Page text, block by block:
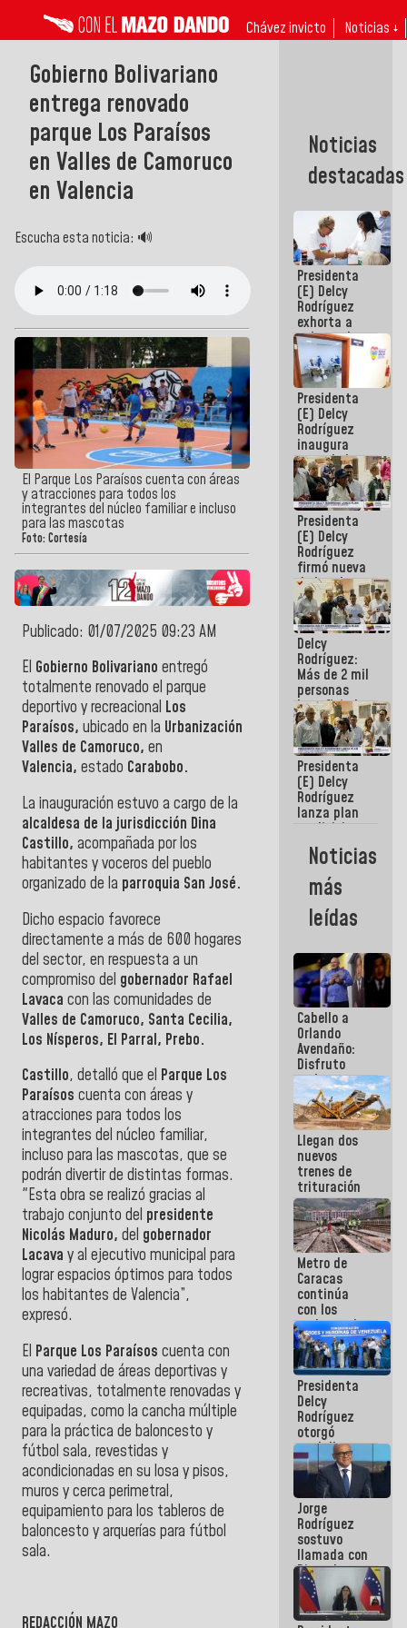
Chávez invicto Noticias ↓
Gobierno Bolivariano
entrega renovado
parque Los Paraísos
en Valles de Camoruco
en Valencia
Escucha esta noticia: 🔊
El Parque Los Paraísos cuenta con áreas
y atracciones para todos los
integrantes del núcleo familiar e incluso
para las mascotas
Foto: Cortesía
Publicado: 01/07/2025 09:23 AM
El Gobierno Bolivariano entregó
totalmente renovado el parque
deportivo y recreacional Los
Paraísos, ubicado en la Urbanización
Valles de Camoruco, en
Valencia, estado Carabobo.
La inauguración estuvo a cargo de la
alcaldesa de la jurisdicción Dina
Castillo, acompañada por los
habitantes y voceros del pueblo
organizado de la parroquia San José.
Dicho espacio favorece
directamente a más de 600 hogares
del sector, en respuesta a un
compromiso del gobernador Rafael
Lavaca con las comunidades de
Valles de Camoruco, Santa Cecilia,
Los Nísperos, El Parral, Prebo.
Castillo, detalló que el Parque Los
Paraísos cuenta con áreas y
atracciones para todos los
integrantes del núcleo familiar,
incluso para las mascotas, que se
podrán divertir de distintas formas.
"Esta obra se realizó gracias al
trabajo conjunto del presidente
Nicolás Maduro, del gobernador
Lacava y al ejecutivo municipal para
lograr espacios óptimos para todos
los habitantes de Valencia”,
expresó.
El Parque Los Paraísos cuenta con
una variedad de áreas deportivas y
recreativas, totalmente renovadas y
equipadas, como la cancha múltiple
para la práctica de baloncesto y
fútbol sala, revestidas y
acondicionadas en su losa y pisos,
muros y cerca perimetral,
equipamiento para los tableros de
baloncesto y arquerías para fútbol
sala.
REDACCIÓN MAZO
Noticias
destacadas
Presidenta
(E) Delcy
Rodríguez
exhorta a
gobernadores
y alcaldes a
edificar
casas para
abuelos
Presidenta
(E) Delcy
Rodríguez
inaugura
casa de los
Abuelos
Primavera
en Caracas
Presidenta
(E) Delcy
Rodríguez
firmó nueva
de Ley de
Arrendamiento
aprobada
por la AN
Delcy
Rodríguez:
Más de 2 mil
personas
beneficiadas
con planes
para
atención de
emergencia
sísmica en
la última
semana
Presidenta
(E) Delcy
Rodríguez
lanza plan
crediticio
con subsidio
a Juntas de
Condominio
Noticias
más
leídas
Cabello a
Orlando
Avendaño:
Disfruto
cada vez
que escribes
porque lo
que haces
es
embarrarla
Llegan dos
nuevos
trenes de
trituración
para
optimizar
manejo de
escombros
en La Guaira
Metro de
Caracas
continúa
con los
trabajos de
mantenimiento
e inspección
en la Línea 2
Presidenta
Delcy
Rodríguez
otorgó
medalla
"Héroe de
Venezuela"
a servidores
públicos
Jorge
Rodríguez
sostuvo
llamada con
Dinorah
Figuera y
acuerdan
primer